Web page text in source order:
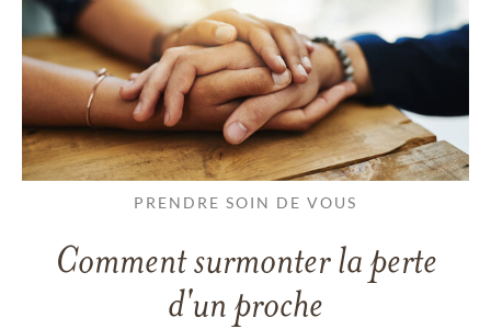
PRENDRE SOIN DE VOUS
Comment surmonter la perte
d'un proche